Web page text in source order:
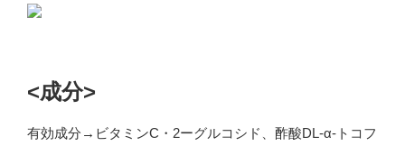
<成分>
有効成分→ビタミンC・2ーグルコシド、酢酸DL-α-トコフ